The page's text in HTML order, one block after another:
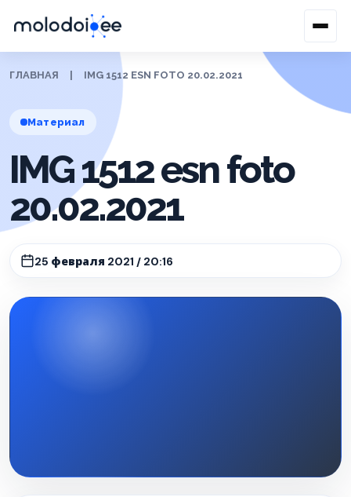
ГЛАВНАЯ IMG 1512 ESN FOTO 20.02.2021
Материал
IMG 1512 esn foto
20.02.2021
25 февраля 2021 / 20:16